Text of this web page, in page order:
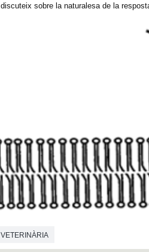
discuteix sobre la naturalesa de la
VETERINÀRIA